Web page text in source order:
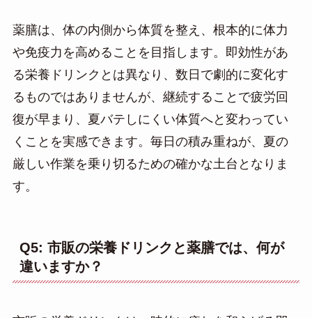
薬膳は、体の内側から体質を整え、根本的に体力
や免疫力を高めることを目指します。即効性があ
る栄養ドリンクとは異なり、数日で劇的に変化す
るものではありませんが、継続することで疲労回
復が早まり、夏バテしにくい体質へと変わってい
くことを実感できます。毎日の積み重ねが、夏の
厳しい作業を乗り切るための確かな土台となりま
す。
Q5: 市販の栄養ドリンクと薬膳では、何が
違いますか？